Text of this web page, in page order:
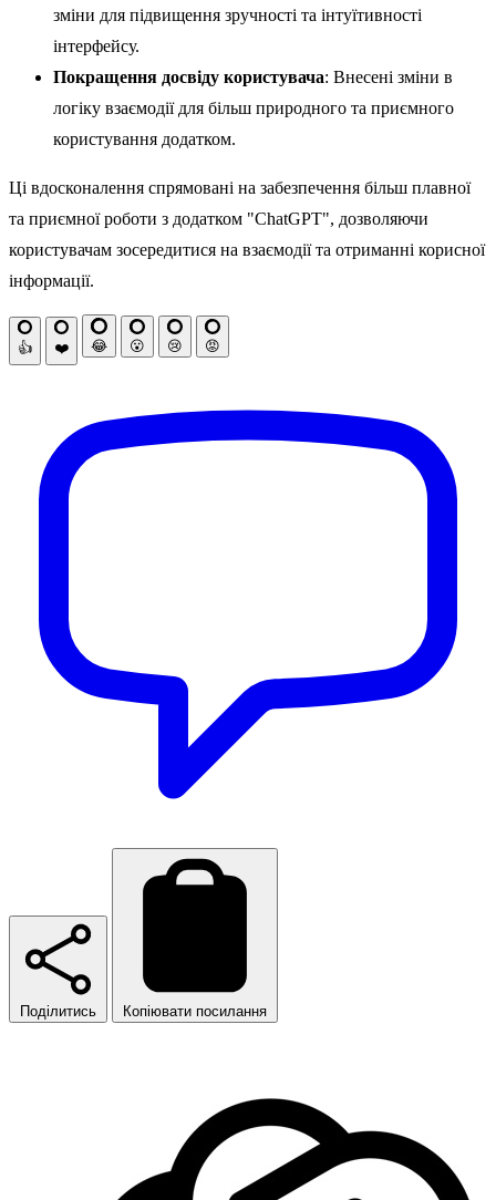
зміни для підвищення зручності та інтуїтивності
інтерфейсу.
Покращення досвіду користувача: Внесені зміни в
логіку взаємодії для більш природного та приємного
користування додатком.
Ці вдосконалення спрямовані на забезпечення більш плавної
та приємної роботи з додатком "ChatGPT", дозволяючи
користувачам зосередитися на взаємодії та отриманні корисної
інформації.
👍 ❤️ 😂 😮 😢 😡
Поділитись Копіювати посилання